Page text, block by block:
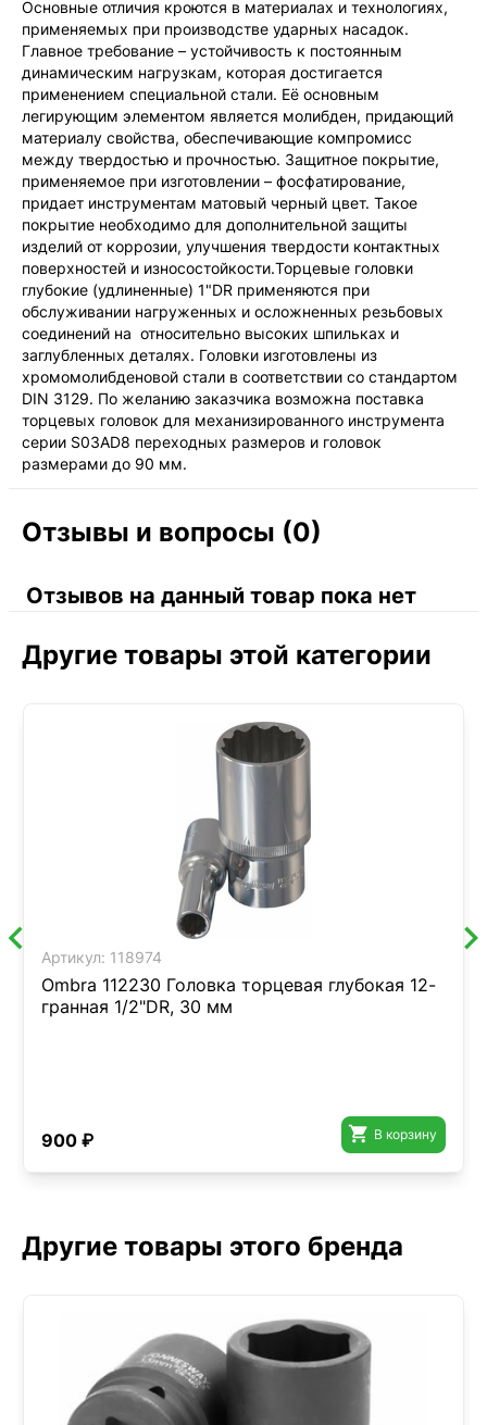
Основные отличия кроются в материалах и технологиях,
применяемых при производстве ударных насадок.
Главное требование – устойчивость к постоянным
динамическим нагрузкам, которая достигается
применением специальной стали. Её основным
легирующим элементом является молибден, придающий
материалу свойства, обеспечивающие компромисс
между твердостью и прочностью. Защитное покрытие,
применяемое при изготовлении – фосфатирование,
придает инструментам матовый черный цвет. Такое
покрытие необходимо для дополнительной защиты
изделий от коррозии, улучшения твердости контактных
поверхностей и износостойкости.Торцевые головки
глубокие (удлиненные) 1"DR применяются при
обслуживании нагруженных и осложненных резьбовых
соединений на относительно высоких шпильках и
заглубленных деталях. Головки изготовлены из
хромомолибденовой стали в соответствии со стандартом
DIN 3129. По желанию заказчика возможна поставка
торцевых головок для механизированного инструмента
серии S03AD8 переходных размеров и головок
размерами до 90 мм.
Отзывы и вопросы (0)
Отзывов на данный товар пока нет
Другие товары этой категории
Артикул: 118974
Ombra 112230 Головка торцевая глубокая 12-
гранная 1/2"DR, 30 мм
900 ₽  В корзину
Другие товары этого бренда